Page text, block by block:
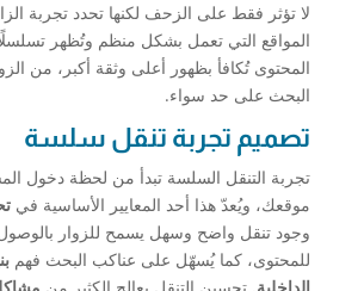
لا تؤثر فقط على الزحف لكنها تحدد تجربة
المواقع التي تعمل بشكل منظم وتُظهر
المحتوى تُكافأ بظهور أعلى وثقة أكبر، من
البحث على حد سواء.
تصميم تجربة تنقل سلسة
تجربة التنقل السلسة تبدأ من لحظة دخول
موقعك، ويُعدّ هذا أحد المعايير الأساسية في
وجود تنقل واضح وسهل يسمح للزوار
للمحتوى، كما يُسهّل على عناكب البحث فهم